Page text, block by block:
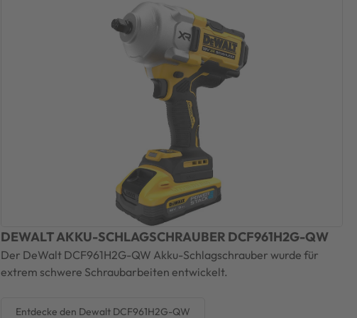
DEWALT AKKU-SCHLAGSCHRAUBER DCF961H2G-QW
Der DeWalt DCF961H2G-QW Akku-Schlagschrauber wurde für
extrem schwere Schraubarbeiten entwickelt.
Entdecke den Dewalt DCF961H2G-QW